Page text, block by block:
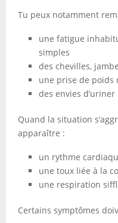
Tu peux notamment
une fatigue
simples
des chevilles,
une prise de poids
des envies
Quand la situation
apparaître :
un rythme
une toux liée à la
une respiration
Certains symptômes